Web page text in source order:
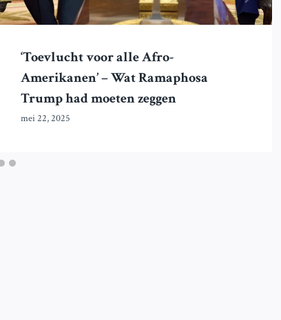
‘Toevlucht voor alle Afro-
Amerikanen’ – Wat Ramaphosa
Trump had moeten zeggen
mei 22, 2025